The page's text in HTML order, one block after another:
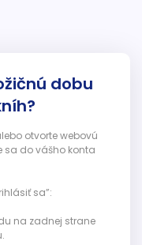
dobu
otvorte webovú
sa do vášho konta
sa”:
na zadnej strane